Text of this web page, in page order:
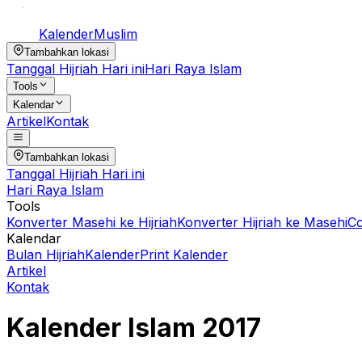
KalenderMuslim
Tambahkan lokasi
Tanggal Hijriah Hari iniHari Raya Islam
Tools
Kalendar
ArtikelKontak
Tambahkan lokasi
Tanggal Hijriah Hari ini
Hari Raya Islam
Tools
Konverter Masehi ke HijriahKonverter Hijriah ke Masehi
Kalendar
Bulan HijriahKalenderPrint Kalender
Artikel
Kontak
Kalender Islam 2017